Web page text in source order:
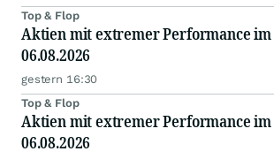
Top & Flop
Aktien mit extremer Performance im
06.08.2026
gestern 16:30
Top & Flop
Aktien mit extremer Performance im
06.08.2026